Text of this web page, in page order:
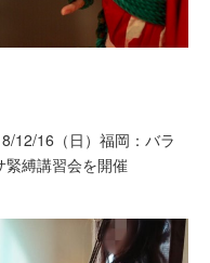
12/16（日）福岡：バラ
緊縛講習会を開催